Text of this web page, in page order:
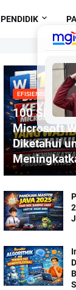
PENDIDIK
EFISIENSI MENGETIK
100
Microsoft
Diketahui